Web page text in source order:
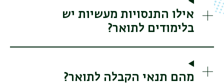
אילו התנסויות מעשיות יש
בלימודים לתואר?
מהם תנאי הקבלה לתואר?